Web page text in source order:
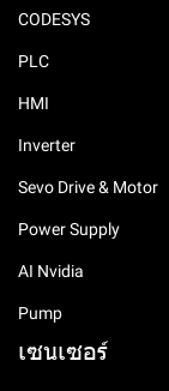
CODESYS
PLC
HMI
Inverter
Sevo Drive & Motor
Power Supply
AI Nvidia
Pump
เซนเซอร์